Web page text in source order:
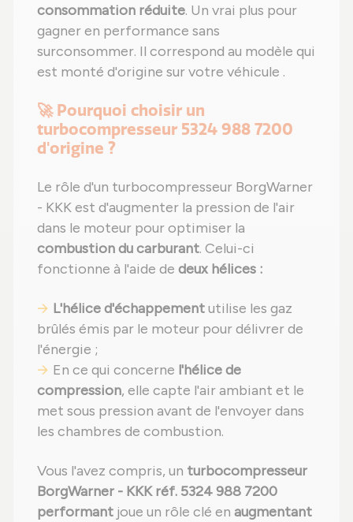
consommation réduite. Un vrai plus pour
gagner en performance sans
surconsommer. Il correspond au modèle qui
est monté d'origine sur votre véhicule .
🚀 Pourquoi choisir un
turbocompresseur 5324 988 7200
d'origine ?
Le rôle d'un turbocompresseur BorgWarner
- KKK est d'augmenter la pression de l'air
dans le moteur pour optimiser la
combustion du carburant. Celui-ci
fonctionne à l'aide de deux hélices :
L'hélice d'échappementutilise les gaz
brûlés émis par le moteur pour délivrer de
l'énergie ;
En ce qui concerne l'hélice de
compression, elle capte l'air ambiant et le
met sous pression avant de l'envoyer dans
les chambres de combustion.
Vous l'avez compris, un turbocompresseur
BorgWarner - KKK réf. 5324 988 7200
performant joue un rôle clé en augmentant